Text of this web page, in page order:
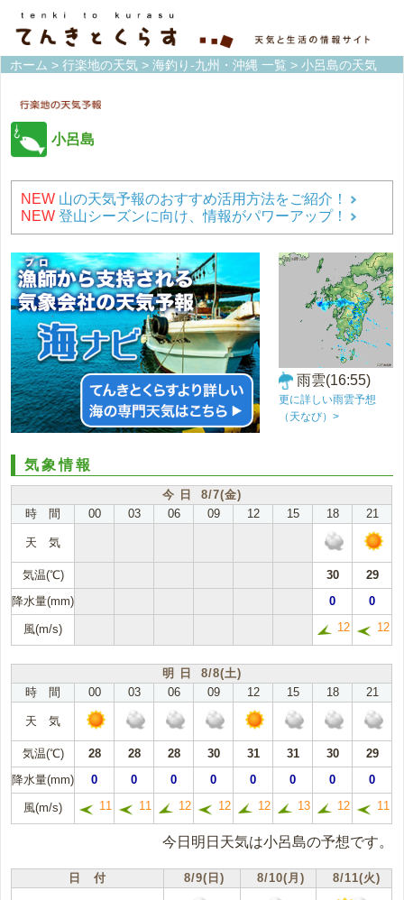
ホーム > 行楽地の天気 > 海釣り-九州・沖縄 一覧 > 小呂島の天気
小呂島
NEW 山の天気予報のおすすめ活用方法をご紹介！
NEW 登山シーズンに向け、情報がパワーアップ！
雨雲(16:55)
更に詳しい雨雲予想
（天なび）>
気象情報
今 日 8/7(金)
時 間
00 03 06 09 12 15 18 21
天 気
気温(℃) 30
29
降水量(mm)
0 0
風(m/s) 12 12
明 日 8/8(土)
時 間
00 03 06 09 12 15 18 21
天 気
気温(℃) 28 28 28 30 31 31 30
29
降水量(mm)
0 0 0 0 0 0 0 0
風(m/s) 11 11 12 12 12 13 12 11
今日明日天気は小呂島の予想です。
日 付 8/9(日) 8/10(月) 8/11(火)